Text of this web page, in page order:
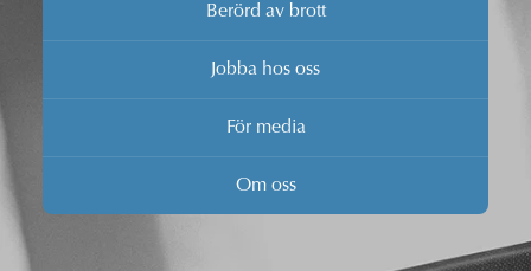
Berörd av brott
Jobba hos oss
För media
Om oss